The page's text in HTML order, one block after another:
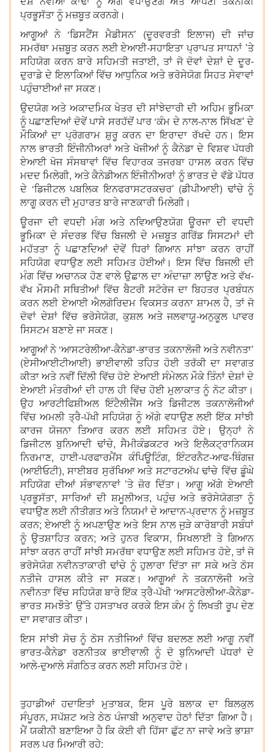
ਪ੍ਰਭੂਸੱਤਾ ਨੂੰ ਮਜ਼ਬੂਤ ਕਰਨਗੇ।
ਆਗੂਆਂ ਨੇ ‘ਡਿਸਟੈਂਸ ਮੈਡੀਸਨ’ (ਦੂਰਵਰਤੀ ਇਲਾਜ) ਦੀ ਜਾਂਚ
ਸਮਰੱਥਾ ਮਜ਼ਬੂਤ ਕਰਨ ਲਈ ਏਆਈ-ਸਹਾਇਤਾ ਪ੍ਰਾਪਤ ਸਾਧਨਾਂ ’ਤੇ
ਸਹਿਯੋਗ ਕਰਨ ਬਾਰੇ ਸਹਿਮਤੀ ਜਤਾਈ, ਤਾਂ ਜੋ ਦੋਵਾਂ ਦੇਸ਼ਾਂ ਦੇ ਦੂਰ-
ਦੁਰਾਡੇ ਦੇ ਇਲਾਕਿਆਂ ਵਿੱਚ ਆਧੁਨਿਕ ਅਤੇ ਭਰੋਸੇਯੋਗ ਸਿਹਤ ਸੇਵਾਵਾਂ
ਪਹੁੰਚਾਈਆਂ ਜਾ ਸਕਣ।
ਉਦਯੋਗ ਅਤੇ ਅਕਾਦਮਿਕ ਖੇਤਰ ਦੀ ਸਾਂਝੇਦਾਰੀ ਦੀ ਅਹਿਮ ਭੂਮਿਕਾ
ਨੂੰ ਪਛਾਣਦਿਆਂ ਦੋਵੇਂ ਪਾਸੇ ਸਰਹੱਦੋਂ ਪਾਰ ‘ਕੰਮ ਦੇ ਨਾਲ-ਨਾਲ ਸਿੱਖਣ’ ਦੇ
ਮੌਕਿਆਂ ਦਾ ਪ੍ਰੋਗਰਾਮ ਸ਼ੁਰੂ ਕਰਨ ਦਾ ਇਰਾਦਾ ਰੱਖਦੇ ਹਨ। ਇਸ
ਨਾਲ ਭਾਰਤੀ ਇੰਜੀਨੀਅਰਾਂ ਅਤੇ ਖੋਜੀਆਂ ਨੂੰ ਕੈਨੇਡਾ ਦੇ ਵਿਸ਼ਵ ਪੱਧਰੀ
ਏਆਈ ਖੋਜ ਸੰਸਥਾਵਾਂ ਵਿੱਚ ਵਿਹਾਰਕ ਤਜਰਬਾ ਹਾਸਲ ਕਰਨ ਵਿੱਚ
ਮਦਦ ਮਿਲੇਗੀ, ਅਤੇ ਕੈਨੇਡੀਅਨ ਇੰਜੀਨੀਅਰਾਂ ਨੂੰ ਭਾਰਤ ਦੇ ਵੱਡੇ ਪੱਧਰ
ਦੇ ‘ਡਿਜੀਟਲ ਪਬਲਿਕ ਇਨਫਰਾਸਟਰਕਚਰ’ (ਡੀਪੀਆਈ) ਢਾਂਚੇ ਨੂੰ
ਲਾਗੂ ਕਰਨ ਦੀ ਮੁਹਾਰਤ ਬਾਰੇ ਜਾਣਕਾਰੀ ਮਿਲੇਗੀ।
ਊਰਜਾ ਦੀ ਵਧਦੀ ਮੰਗ ਅਤੇ ਨਵਿਆਉਣਯੋਗ ਊਰਜਾ ਦੀ ਵਧਦੀ
ਭੂਮਿਕਾ ਦੇ ਸੰਦਰਭ ਵਿੱਚ ਬਿਜਲੀ ਦੇ ਮਜ਼ਬੂਤ ਗਰਿੱਡ ਸਿਸਟਮਾਂ ਦੀ
ਮਹੱਤਤਾ ਨੂੰ ਪਛਾਣਦਿਆਂ ਦੋਵੇਂ ਧਿਰਾਂ ਗਿਆਨ ਸਾਂਝਾ ਕਰਨ ਰਾਹੀਂ
ਸਹਿਯੋਗ ਵਧਾਉਣ ਲਈ ਸਹਿਮਤ ਹੋਈਆਂ। ਇਸ ਵਿੱਚ ਬਿਜਲੀ ਦੀ
ਮੰਗ ਵਿੱਚ ਅਚਾਨਕ ਹੋਣ ਵਾਲੇ ਉਛਾਲ ਦਾ ਅੰਦਾਜ਼ਾ ਲਾਉਣ ਅਤੇ ਵੱਖ-
ਵੱਖ ਮੌਸਮੀ ਸਥਿਤੀਆਂ ਵਿੱਚ ਬੈਟਰੀ ਸਟੋਰੇਜ ਦਾ ਬਿਹਤਰ ਪ੍ਰਬੰਧਨ
ਕਰਨ ਲਈ ਏਆਈ ਐਲਗੋਰਿਦਮ ਵਿਕਸਤ ਕਰਨਾ ਸ਼ਾਮਲ ਹੈ, ਤਾਂ ਜੋ
ਦੋਵਾਂ ਦੇਸ਼ਾਂ ਵਿੱਚ ਭਰੋਸੇਯੋਗ, ਕੁਸ਼ਲ ਅਤੇ ਜਲਵਾਯੂ-ਅਨੁਕੂਲ ਪਾਵਰ
ਸਿਸਟਮ ਬਣਾਏ ਜਾ ਸਕਣ।
ਆਗੂਆਂ ਨੇ ‘ਆਸਟਰੇਲੀਆ-ਕੈਨੇਡਾ-ਭਾਰਤ ਤਕਨਾਲੋਜੀ ਅਤੇ ਨਵੀਨਤਾ’
(ਏਸੀਆਈਟੀਆਈ) ਭਾਈਵਾਲੀ ਤਹਿਤ ਹੋਈ ਤਰੱਕੀ ਦਾ ਸਵਾਗਤ
ਕੀਤਾ ਅਤੇ ਨਵੀਂ ਦਿੱਲੀ ਵਿੱਚ ਹੋਏ ਏਆਈ ਸੰਮੇਲਨ ਮੌਕੇ ਤਿੰਨਾਂ ਦੇਸ਼ਾਂ ਦੇ
ਏਆਈ ਮੰਤਰੀਆਂ ਦੀ ਹਾਲ ਹੀ ਵਿੱਚ ਹੋਈ ਮੁਲਾਕਾਤ ਨੂੰ ਨੋਟ ਕੀਤਾ।
ਉਹ ਆਰਟੀਫਿਸ਼ੀਅਲ ਇੰਟੈਲੀਜੈਂਸ ਅਤੇ ਡਿਜੀਟਲ ਤਕਨਾਲੋਜੀਆਂ
ਵਿੱਚ ਅਮਲੀ ਤ੍ਰੈ-ਪੱਖੀ ਸਹਿਯੋਗ ਨੂੰ ਅੱਗੇ ਵਧਾਉਣ ਲਈ ਇੱਕ ਸਾਂਝੀ
ਕਾਰਜ ਯੋਜਨਾ ਤਿਆਰ ਕਰਨ ਲਈ ਸਹਿਮਤ ਹੋਏ। ਉਨ੍ਹਾਂ ਨੇ
ਡਿਜੀਟਲ ਬੁਨਿਆਦੀ ਢਾਂਚੇ, ਸੈਮੀਕੰਡਕਟਰ ਅਤੇ ਇਲੈਕਟ੍ਰਾਨਿਕਸ
ਨਿਰਮਾਣ, ਹਾਈ-ਪਰਫਾਰਮੈਂਸ ਕੰਪਿਊਟਿੰਗ, ਇੰਟਰਨੈਟ-ਆਫ-ਥਿੰਗਜ਼
(ਆਈਓਟੀ), ਸਾਈਬਰ ਸੁਰੱਖਿਆ ਅਤੇ ਸਟਾਰਟਅੱਪ ਢਾਂਚੇ ਵਿੱਚ ਡੂੰਘੇ
ਸਹਿਯੋਗ ਦੀਆਂ ਸੰਭਾਵਨਾਵਾਂ ’ਤੇ ਜ਼ੋਰ ਦਿੱਤਾ। ਆਗੂ ਅੱਗੇ ਏਆਈ
ਪ੍ਰਭੂਸੱਤਾ, ਸਾਰਿਆਂ ਦੀ ਸ਼ਮੂਲੀਅਤ, ਪਹੁੰਚ ਅਤੇ ਭਰੋਸੇਯੋਗਤਾ ਨੂੰ
ਵਧਾਉਣ ਲਈ ਨੀਤੀਗਤ ਅਤੇ ਨਿਯਮਾਂ ਦੇ ਆਦਾਨ-ਪ੍ਰਦਾਨ ਨੂੰ ਮਜ਼ਬੂਤ
ਕਰਨ; ਏਆਈ ਨੂੰ ਅਪਣਾਉਣ ਅਤੇ ਇਸ ਨਾਲ ਜੁੜੇ ਕਾਰੋਬਾਰੀ ਸਬੰਧਾਂ
ਨੂੰ ਉਤਸ਼ਾਹਿਤ ਕਰਨ; ਅਤੇ ਹੁਨਰ ਵਿਕਾਸ, ਸਿਖਲਾਈ ਤੇ ਗਿਆਨ
ਸਾਂਝਾ ਕਰਨ ਰਾਹੀਂ ਸਾਂਝੀ ਸਮਰੱਥਾ ਵਧਾਉਣ ਲਈ ਸਹਿਮਤ ਹੋਏ, ਤਾਂ ਜੋ
ਭਰੋਸੇਯੋਗ ਨਵੀਨਤਾਕਾਰੀ ਢਾਂਚੇ ਨੂੰ ਹੁਲਾਰਾ ਦਿੱਤਾ ਜਾ ਸਕੇ ਅਤੇ ਠੋਸ
ਨਤੀਜੇ ਹਾਸਲ ਕੀਤੇ ਜਾ ਸਕਣ। ਆਗੂਆਂ ਨੇ ਤਕਨਾਲੋਜੀ ਅਤੇ
ਨਵੀਨਤਾ ਵਿੱਚ ਸਹਿਯੋਗ ਬਾਰੇ ਇੱਕ ਤ੍ਰੈ-ਪੱਖੀ ‘ਆਸਟਰੇਲੀਆ-ਕੈਨੇਡਾ-
ਭਾਰਤ ਸਮਝੌਤੇ’ ਉੱਤੇ ਹਸਤਾਖਰ ਕਰਕੇ ਇਸ ਕੰਮ ਨੂੰ ਲਿਖਤੀ ਰੂਪ ਦੇਣ
ਦਾ ਸਵਾਗਤ ਕੀਤਾ।
ਇਸ ਸਾਂਝੀ ਸੋਚ ਨੂੰ ਠੋਸ ਨਤੀਜਿਆਂ ਵਿੱਚ ਬਦਲਣ ਲਈ ਆਗੂ ਨਵੀਂ
ਭਾਰਤ-ਕੈਨੇਡਾ ਰਣਨੀਤਕ ਭਾਈਵਾਲੀ ਨੂੰ ਦੋ ਬੁਨਿਆਦੀ ਪੱਧਰਾਂ ਦੇ
ਆਲੇ-ਦੁਆਲੇ ਸੰਗਠਿਤ ਕਰਨ ਲਈ ਸਹਿਮਤ ਹੋਏ।
ਤੁਹਾਡੀਆਂ ਹਦਾਇਤਾਂ ਮੁਤਾਬਕ, ਇਸ ਪੂਰੇ ਬਲਾਕ ਦਾ ਬਿਲਕੁਲ
ਸੰਪੂਰਨ, ਸਪੱਸ਼ਟ ਅਤੇ ਠੇਠ ਪੰਜਾਬੀ ਅਨੁਵਾਦ ਹੇਠਾਂ ਦਿੱਤਾ ਗਿਆ ਹੈ।
ਮੈਂ ਯਕੀਨੀ ਬਣਾਇਆ ਹੈ ਕਿ ਕੋਈ ਵੀ ਹਿੱਸਾ ਛੁੱਟ ਨਾ ਜਾਵੇ ਅਤੇ ਭਾਸ਼ਾ
ਸਰਲ ਪਰ ਮਿਆਰੀ ਰਹੇ: